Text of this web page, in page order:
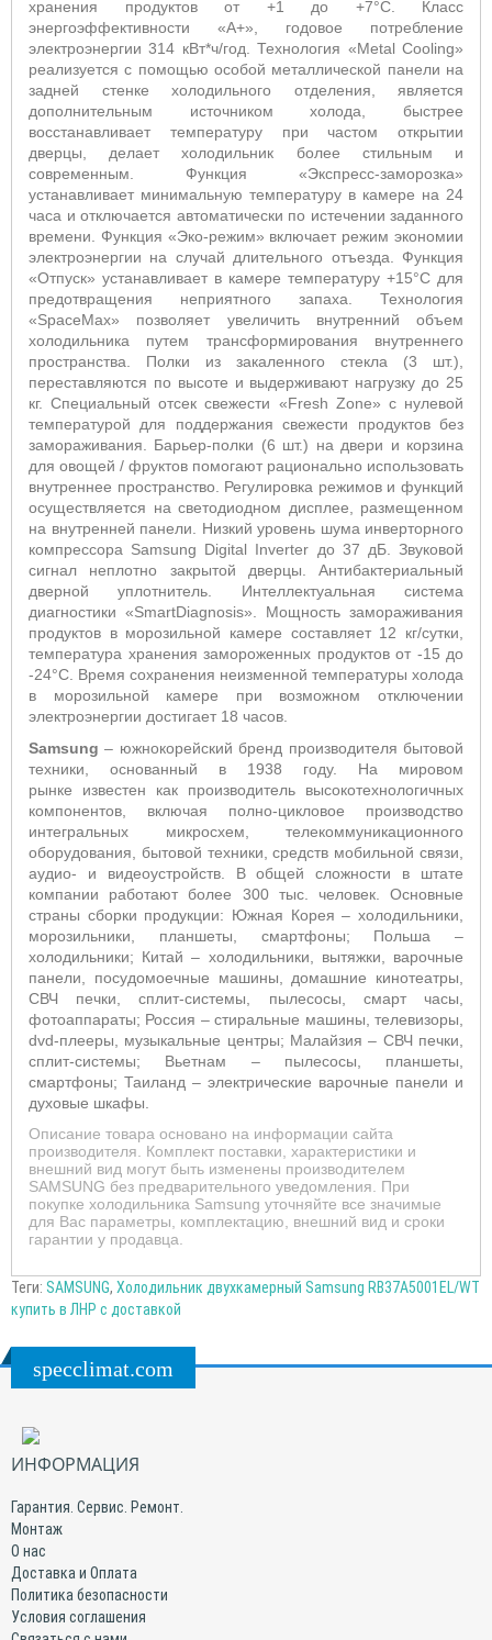
хранения продуктов от +1 до +7°С. Класс
энергоэффективности «А+», годовое потребление
электроэнергии 314 кВт*ч/год. Технология «Metal Cooling»
реализуется с помощью особой металлической панели на
задней стенке холодильного отделения, является
дополнительным источником холода, быстрее
восстанавливает температуру при частом открытии
дверцы, делает холодильник более стильным и
современным. Функция «Экспресс-заморозка»
устанавливает минимальную температуру в камере на 24
часа и отключается автоматически по истечении заданного
времени. Функция «Эко-режим» включает режим экономии
электроэнергии на случай длительного отъезда. Функция
«Отпуск» устанавливает в камере температуру +15°С для
предотвращения неприятного запаха. Технология
«SpaceMax» позволяет увеличить внутренний объем
холодильника путем трансформирования внутреннего
пространства. Полки из закаленного стекла (3 шт.),
переставляются по высоте и выдерживают нагрузку до 25
кг. Специальный отсек свежести «Fresh Zone» с нулевой
температурой для поддержания свежести продуктов без
замораживания. Барьер-полки (6 шт.) на двери и корзина
для овощей / фруктов помогают рационально использовать
внутреннее пространство. Регулировка режимов и функций
осуществляется на светодиодном дисплее, размещенном
на внутренней панели. Низкий уровень шума инверторного
компрессора Samsung Digital Inverter до 37 дБ. Звуковой
сигнал неплотно закрытой дверцы. Антибактериальный
дверной уплотнитель. Интеллектуальная система
диагностики «SmartDiagnosis». Мощность замораживания
продуктов в морозильной камере составляет 12 кг/сутки,
температура хранения замороженных продуктов от -15 до
-24°С. Время сохранения неизменной температуры холода
в морозильной камере при возможном отключении
электроэнергии достигает 18 часов.
Samsung – южнокорейский бренд производителя бытовой
техники, основанный в 1938 году. На мировом
рынке известен как производитель высокотехнологичных
компонентов, включая полно-цикловое производство
интегральных микросхем, телекоммуникационного
оборудования, бытовой техники, средств мобильной связи,
аудио- и видеоустройств. В общей сложности в штате
компании работают более 300 тыс. человек. Основные
страны сборки продукции: Южная Корея – холодильники,
морозильники, планшеты, смартфоны; Польша –
холодильники; Китай – холодильники, вытяжки, варочные
панели, посудомоечные машины, домашние кинотеатры,
СВЧ печки, сплит-системы, пылесосы, смарт часы,
фотоаппараты; Россия – стиральные машины, телевизоры,
dvd-плееры, музыкальные центры; Малайзия – СВЧ печки,
сплит-системы; Вьетнам – пылесосы, планшеты,
смартфоны; Таиланд – электрические варочные панели и
духовые шкафы.
Описание товара основано на информации сайта
производителя. Комплект поставки, характеристики и
внешний вид могут быть изменены производителем
SAMSUNG без предварительного уведомления. При
покупке холодильника Samsung уточняйте все значимые
для Вас параметры, комплектацию, внешний вид и сроки
гарантии у продавца.
Теги: SAMSUNG, Холодильник двухкамерный Samsung RB37A5001EL/WT
купить в ЛНР с доставкой
specclimat.com
ИНФОРМАЦИЯ
Гарантия. Сервис. Ремонт.
Монтаж
О нас
Доставка и Оплата
Политика безопасности
Условия соглашения